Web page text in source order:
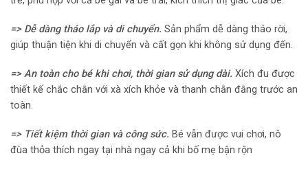
=> Dễ dàng tháo lắp và di chuyển. Sản phẩm dễ dàng tháo rời,
giúp thuận tiện khi di chuyển và cất gọn khi không sử dụng đến.
=> An toàn cho bé khi chơi, thời gian sử dụng dài. Xích đu được
thiết kế chắc chắn với xà xích khỏe và thanh chắn đằng trước an
toàn.
=> Tiết kiệm thời gian và công sức. Bé vẫn được vui chơi, nô
đùa thỏa thích ngay tại nhà ngay cả khi bố mẹ bận rộn